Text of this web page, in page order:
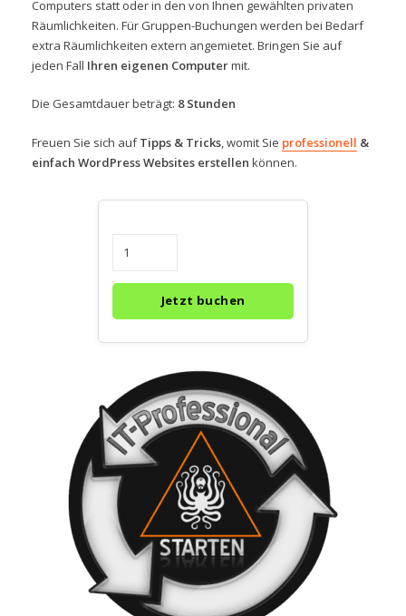
Computers statt oder in den von Ihnen gewählten privaten
Räumlichkeiten. Für Gruppen-Buchungen werden bei Bedarf
extra Räumlichkeiten extern angemietet. Bringen Sie auf
jeden Fall Ihren eigenen Computermit.
Die Gesamtdauer beträgt: 8 Stunden
Freuen Sie sich aufTipps & Tricks, womit Sie professionell &
einfach WordPress Websites erstellen können.
Jetzt buchen